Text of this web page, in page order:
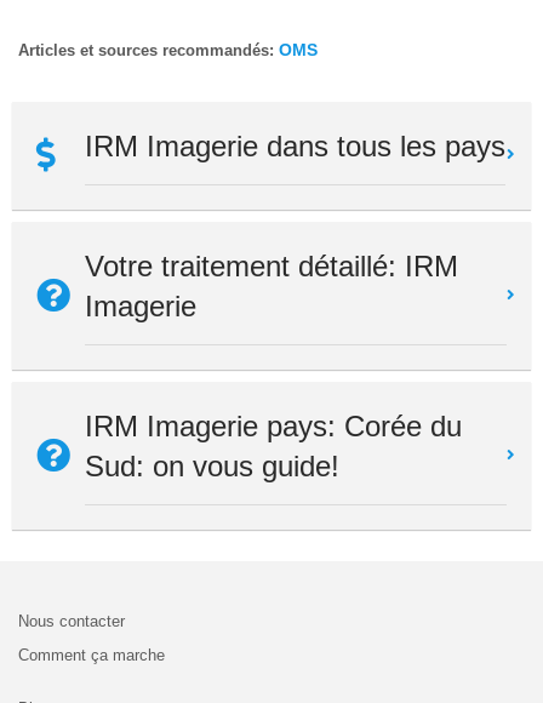
Articles et sources recommandés: OMS
IRM Imagerie dans tous les pays
Votre traitement détaillé: IRM
Imagerie
IRM Imagerie pays: Corée du
Sud: on vous guide!
Nous contacter
Comment ça marche